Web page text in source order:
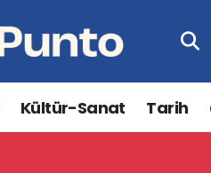
Kültür-Sanat Tarih